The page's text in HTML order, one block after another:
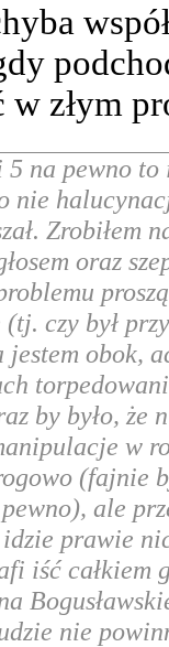
w złym
na pewno
nie
oraz
(tj. czy był
jestem obok,
by było,
w
(fajnie
ale
prawie
iść całkiem
nie